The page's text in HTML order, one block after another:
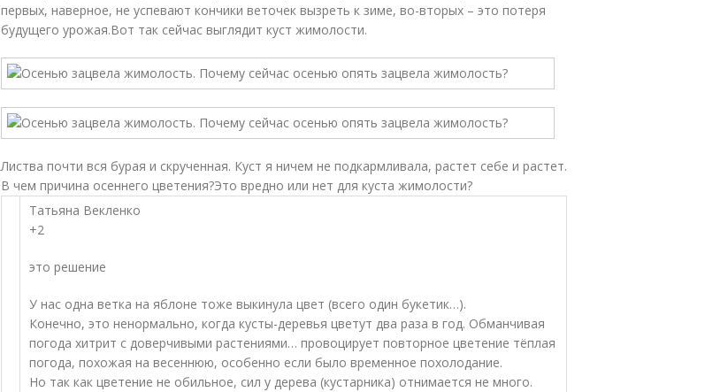
первых, наверное, не успевают кончики веточек вызреть к зиме, во-вторых – это потеря
будущего урожая.Вот так сейчас выглядит куст жимолости.
Листва почти вся бурая и скрученная. Куст я ничем не подкармливала, растет себе и растет.
В чем причина осеннего цветения?Это вредно или нет для куста жимолости?
Татьяна Векленко
+2
это решение
У нас одна ветка на яблоне тоже выкинула цвет (всего один букетик…).
Конечно, это ненормально, когда кусты-деревья цветут два раза в год. Обманчивая
погода хитрит с доверчивыми растениями… провоцирует повторное цветение тёплая
погода, похожая на весеннюю, особенно если было временное похолодание.
Но так как цветение не обильное, сил у дерева (кустарника) отнимается не много.